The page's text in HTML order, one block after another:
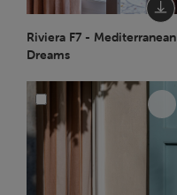
Riviera F7 - Mediterranean
Dreams